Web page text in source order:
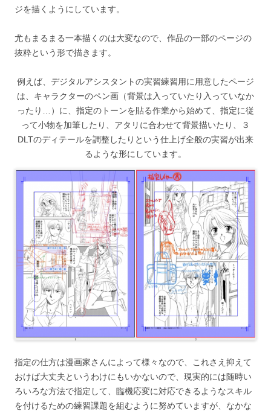
ジを描くようにしています。
尤もまるまる一本描くのは大変なので、作品の一部のページの
抜粋という形で描きます。
例えば、デジタルアシスタントの実習練習用に用意したページ
は、キャラクターのペン画（背景は入っていたり入っていなか
ったり…）に、指定のトーンを貼る作業から始めて、指定に従
って小物を加筆したり、アタリに合わせて背景描いたり、３
DLTのディテールを調整したりという仕上げ全般の実習が出来
るような形にしています。
指定の仕方は漫画家さんによって様々なので、これさえ抑えて
おけば大丈夫というわけにもいかないので、現実的には随時い
ろいろな方法で指定して、臨機応変に対応できるようなスキル
を付けるための練習課題を組むように努めていますが、なかな